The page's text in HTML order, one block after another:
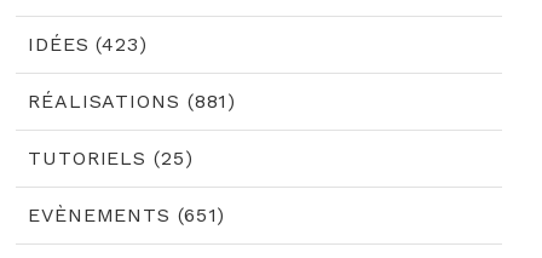
IDÉES (423)
RÉALISATIONS (881)
TUTORIELS (25)
EVÈNEMENTS (651)